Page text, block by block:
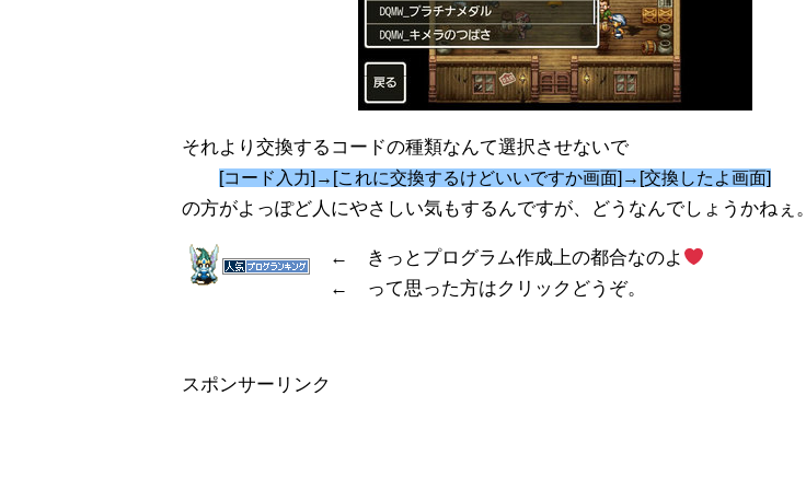
それより交換するコードの種類なんて選択させないで
[コード入力]→[これに交換するけどいいですか画面]→[交換したよ画面]
の方がよっぽど人にやさしい気もするんですが、どうなんでしょうかねぇ。
← きっとプログラム作成上の都合なのよ
← って思った方はクリックどうぞ。
スポンサーリンク